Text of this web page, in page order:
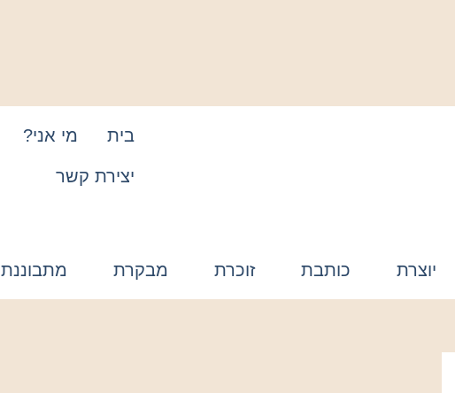
בית מי אני?
יצירת קשר
יוצרת כותבת זוכרת מבקרת מתבוננת